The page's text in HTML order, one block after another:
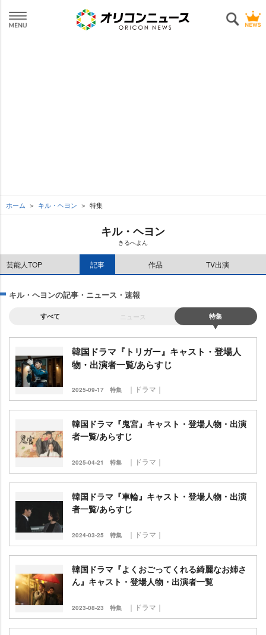
ホーム キル・ヘヨン 特集
キル・ヘヨン
きるへよん
芸能人TOP 記事 作品 TV出演
キル・ヘヨンの記事・ニュース・速報
すべて ニュース 特集
韓国ドラマ『トリガー』キャスト・登場人
物・出演者一覧/あらすじ
2025-09-17 特集 ｜ドラマ｜
韓国ドラマ『鬼宮』キャスト・登場人物・出演
者一覧/あらすじ
2025-04-21 特集 ｜ドラマ｜
韓国ドラマ『車輪』キャスト・登場人物・出演
者一覧/あらすじ
2024-03-25 特集 ｜ドラマ｜
韓国ドラマ『よくおごってくれる綺麗なお姉さ
ん』キャスト・登場人物・出演者一覧
2023-08-23 特集 ｜ドラマ｜